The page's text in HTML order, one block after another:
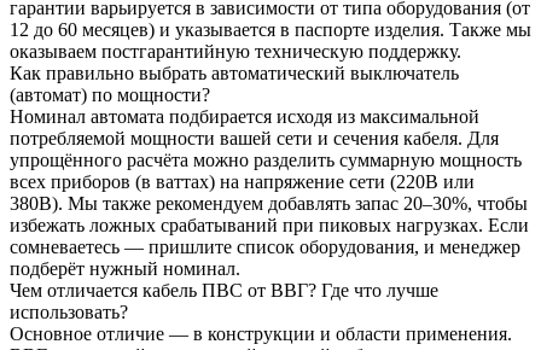
гарантии варьируется в зависимости от типа оборудования (от
12 до 60 месяцев) и указывается в паспорте изделия. Также мы
оказываем постгарантийную техническую поддержку.
Как правильно выбрать автоматический выключатель
(автомат) по мощности?
Номинал автомата подбирается исходя из максимальной
потребляемой мощности вашей сети и сечения кабеля. Для
упрощённого расчёта можно разделить суммарную мощность
всех приборов (в ваттах) на напряжение сети (220В или
380В). Мы также рекомендуем добавлять запас 20–30%, чтобы
избежать ложных срабатываний при пиковых нагрузках. Если
сомневаетесь — пришлите список оборудования, и менеджер
подберёт нужный номинал.
Чем отличается кабель ПВС от ВВГ? Где что лучше
использовать?
Основное отличие — в конструкции и области применения.